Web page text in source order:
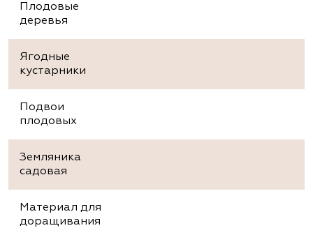
Плодовые
деревья
Ягодные
кустарники
Подвои
плодовых
Земляника
садовая
Материал для
доращивания